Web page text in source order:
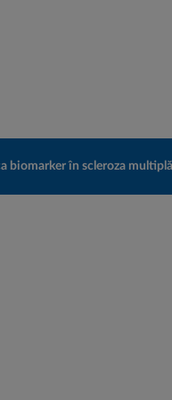
biomarker în scleroza multiplă